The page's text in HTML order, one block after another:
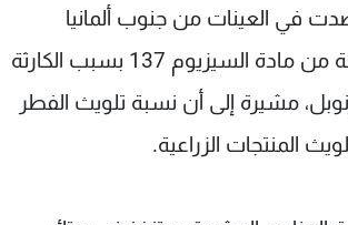
في العينات من جنوب ألمانيا
مستويات مرتفعة من مادة السيزيوم 137 بسبب الكارثة
مشيرة إلى أن نسبة تلويث الفطر
المنتجات الزراعية.